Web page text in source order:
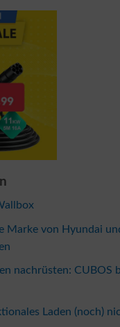
Marke von Hyundai
nachrüsten: CUBOS
Laden (noch)